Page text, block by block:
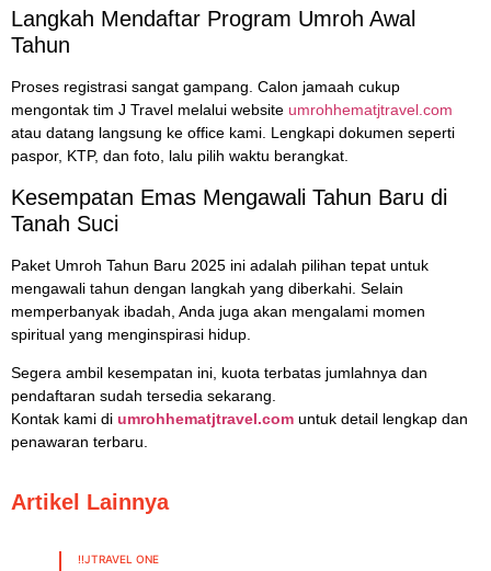
Langkah Mendaftar Program Umroh Awal
Tahun
Proses registrasi sangat gampang. Calon jamaah cukup
mengontak tim J Travel melalui website umrohhematjtravel.com
atau datang langsung ke office kami. Lengkapi dokumen seperti
paspor, KTP, dan foto, lalu pilih waktu berangkat.
Kesempatan Emas Mengawali Tahun Baru di
Tanah Suci
Paket Umroh Tahun Baru 2025 ini adalah pilihan tepat untuk
mengawali tahun dengan langkah yang diberkahi. Selain
memperbanyak ibadah, Anda juga akan mengalami momen
spiritual yang menginspirasi hidup.
Segera ambil kesempatan ini, kuota terbatas jumlahnya dan
pendaftaran sudah tersedia sekarang.
Kontak kami di umrohhematjtravel.com untuk detail lengkap dan
penawaran terbaru.
Artikel Lainnya
!!JTRAVEL ONE